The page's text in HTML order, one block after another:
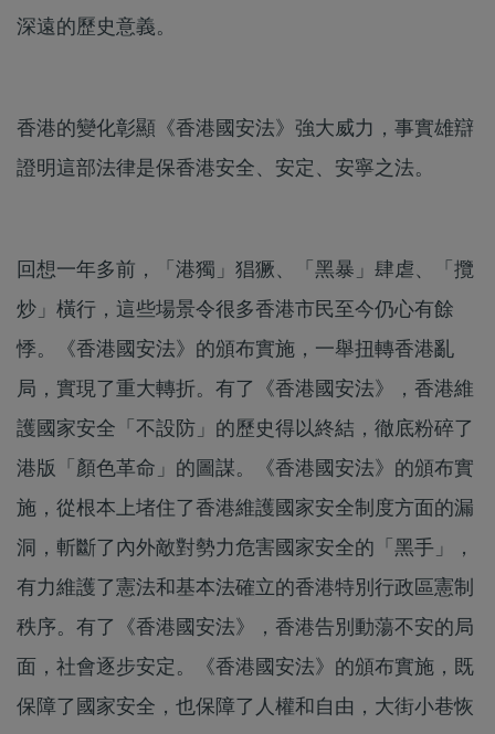
深遠的歷史意義。
香港的變化彰顯《香港國安法》強大威力，事實雄辯
證明這部法律是保香港安全、安定、安寧之法。
回想一年多前，「港獨」猖獗、「黑暴」肆虐、「攬
炒」橫行，這些場景令很多香港市民至今仍心有餘
悸。《香港國安法》的頒布實施，一舉扭轉香港亂
局，實現了重大轉折。有了《香港國安法》，香港維
護國家安全「不設防」的歷史得以終結，徹底粉碎了
港版「顏色革命」的圖謀。《香港國安法》的頒布實
施，從根本上堵住了香港維護國家安全制度方面的漏
洞，斬斷了內外敵對勢力危害國家安全的「黑手」，
有力維護了憲法和基本法確立的香港特別行政區憲制
秩序。有了《香港國安法》，香港告別動蕩不安的局
面，社會逐步安定。《香港國安法》的頒布實施，既
保障了國家安全，也保障了人權和自由，大街小巷恢